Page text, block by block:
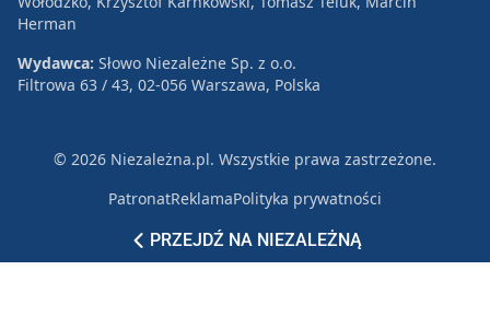
PRZEJDŹ NA NIEZALEŻNĄ
Herman
Wydawca: Słowo Niezależne Sp. z o.o.
Filtrowa 63 / 43, 02-056 Warszawa, Polska
© 2026 Niezależna.pl. Wszystkie prawa zastrzeżone.
PatronatReklamaPolityka prywatności